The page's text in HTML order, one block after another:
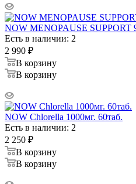
NOW MENOPAUSE SUPPORT
Есть в наличии: 2
2 990 ₽
В корзину
В корзину
NOW Chlorella 1000мг. 60таб.
Есть в наличии: 2
2 250 ₽
В корзину
В корзину